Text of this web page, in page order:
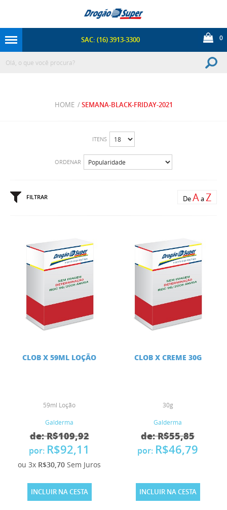
SAC: (16) 3913-3300 0
HOME/SEMANA-BLACK-FRIDAY-2021
ITENS
ORDENAR
FILTRAR DeAaZ
CLOB X 59ML LOÇÃO
59ml Loção
Galderma
de: R$109,92
por: R$92,11
ou 3x R$30,70 Sem Juros
INCLUIR NA CESTA
CLOB X CREME 30G
30g
Galderma
de: R$55,85
por: R$46,79
INCLUIR NA CESTA